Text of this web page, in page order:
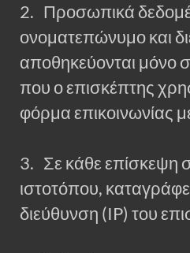
2. Προσωπικά
ονοματεπώνυμο και
αποθηκεύονται μόνο
που ο επισκέπτης
φόρμα επικοινωνίας
3. Σε κάθε επίσκεψη
ιστοτόπου,
διεύθυνση (IP) του